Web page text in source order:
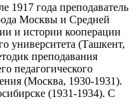
1917 года преподаватель
Москвы и Средней
и истории кооперации
университета (Ташкент,
преподавания
педагогического
(Москва, 1930-1931).
(1931-1934). С